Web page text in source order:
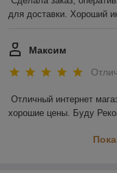
для доставки. Хороший
Максим
Отличный интернет
хорошие цены. Буду